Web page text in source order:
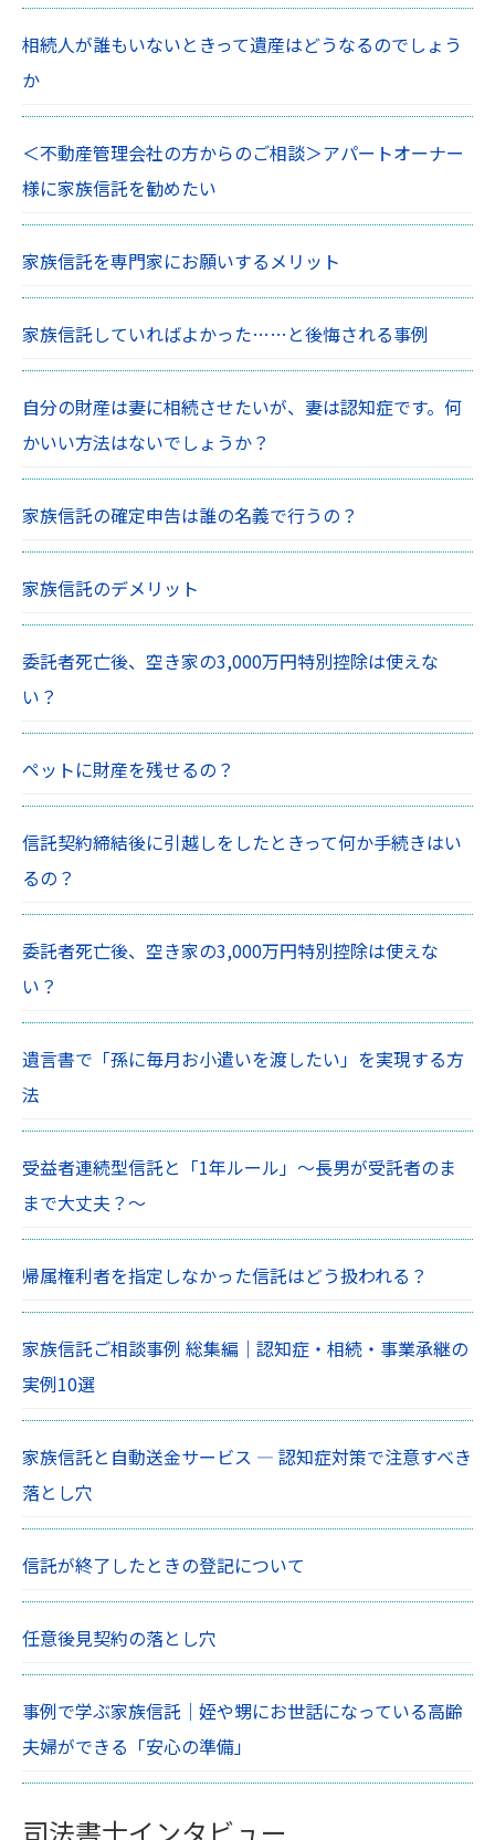
相続人が誰もいないときって遺産はどうなるのでしょう
か
＜不動産管理会社の方からのご相談＞アパートオーナー
様に家族信託を勧めたい
家族信託を専門家にお願いするメリット
家族信託していればよかった……と後悔される事例
自分の財産は妻に相続させたいが、妻は認知症です。何
かいい方法はないでしょうか？
家族信託の確定申告は誰の名義で行うの？
家族信託のデメリット
委託者死亡後、空き家の3,000万円特別控除は使えな
い？
ペットに財産を残せるの？
信託契約締結後に引越しをしたときって何か手続きはい
るの？
委託者死亡後、空き家の3,000万円特別控除は使えな
い？
遺言書で「孫に毎月お小遣いを渡したい」を実現する方
法
受益者連続型信託と「1年ルール」〜長男が受託者のま
まで大丈夫？〜
帰属権利者を指定しなかった信託はどう扱われる？
家族信託ご相談事例 総集編｜認知症・相続・事業承継の
実例10選
家族信託と自動送金サービス ― 認知症対策で注意すべき
落とし穴
信託が終了したときの登記について
任意後見契約の落とし穴
事例で学ぶ家族信託｜姪や甥にお世話になっている高齢
夫婦ができる「安心の準備」
司法書士インタビュー